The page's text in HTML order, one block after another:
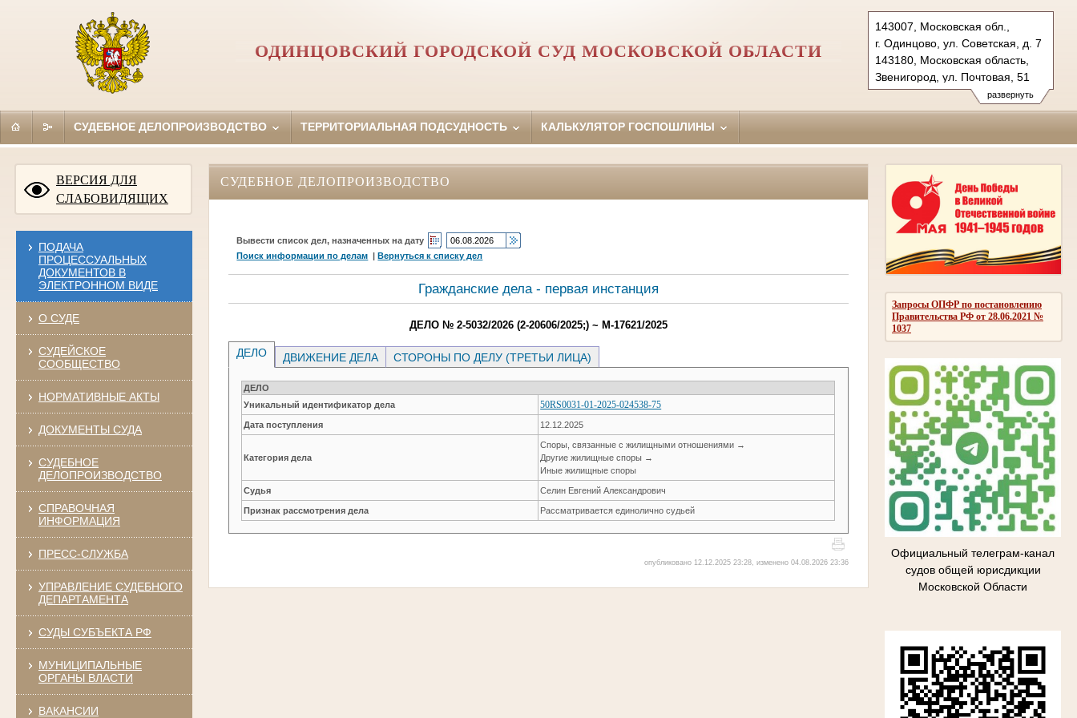
развернуть
143007, Московская обл.,
г. Одинцово, ул. Советская, д. 7
143180, Московская область,
Звенигород, ул. Почтовая, 51
Тел.: (495)590-74-76 (гр.)
593-56-20 (уг.)
697 13 27 (кас канц.)
показать на карте
ОДИНЦОВСКИЙ ГОРОДСКОЙ СУД МОСКОВСКОЙ ОБЛАСТИ
СУДЕБНОЕ ДЕЛОПРОИЗВОДСТВО ТЕРРИТОРИАЛЬНАЯ ПОДСУДНОСТЬ КАЛЬКУЛЯТОР ГОСПОШЛИНЫ
ВЕРСИЯ ДЛЯ
СЛАБОВИДЯЩИХ
ПОДАЧА
ПРОЦЕССУАЛЬНЫХ
ДОКУМЕНТОВ В
ЭЛЕКТРОННОМ ВИДЕ
О СУДЕ
СУДЕЙСКОЕ
СООБЩЕСТВО
НОРМАТИВНЫЕ АКТЫ
ДОКУМЕНТЫ СУДА
СУДЕБНОЕ
ДЕЛОПРОИЗВОДСТВО
СПРАВОЧНАЯ
ИНФОРМАЦИЯ
ПРЕСС-СЛУЖБА
УПРАВЛЕНИЕ СУДЕБНОГО
ДЕПАРТАМЕНТА
СУДЫ СУБЪЕКТА РФ
МУНИЦИПАЛЬНЫЕ
ОРГАНЫ ВЛАСТИ
ВАКАНСИИ
Запросы ОПФР по постановлению
Правительства РФ от 28.06.2021 №
1037
Официальный телеграм-канал
судов общей юрисдикции
Московской Области
СУДЕБНОЕ ДЕЛОПРОИЗВОДСТВО
Вывести список дел, назначенных на дату
Поиск информации по делам |Вернуться к списку дел
Гражданские дела - первая инстанция
ДЕЛО № 2-5032/2026 (2-20606/2025;) ~ М-17621/2025
ДЕЛО ДВИЖЕНИЕ ДЕЛА СТОРОНЫ ПО ДЕЛУ (ТРЕТЬИ ЛИЦА)
ДЕЛО
Уникальный идентификатор дела
50RS0031-01-2025-024538-75
Дата поступления 12.12.2025
Категория дела
Споры, связанные с жилищными отношениями →
Другие жилищные споры →
Иные жилищные споры
Судья Селин Евгений Александрович
Признак рассмотрения дела Рассматривается единолично судьей
опубликовано 12.12.2025 23:28, изменено 04.08.2026 23:36